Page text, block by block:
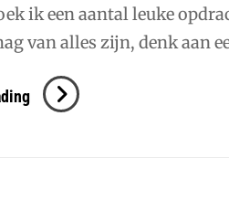
ik een aantal leuke
van alles zijn, denk aan
Opdracht
Gezocht!